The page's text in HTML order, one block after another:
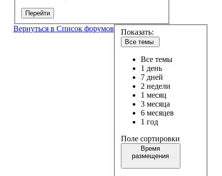
Перейти
Вернуться в Список форумов Показать:
Все темы
Все темы
1 день
7 дней
2 недели
1 месяц
3 месяца
6 месяцев
1 год
Поле сортировки
Время
размещения